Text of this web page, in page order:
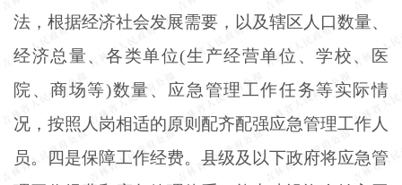
法，根据经济社会发展需要，以及辖区人口数量、
经济总量、各类单位(生产经营单位、学校、医
院、商场等)数量、应急管理工作任务等实际情
况，按照人岗相适的原则配齐配强应急管理工作人
员。四是保障工作经费。县级及以下政府将应急管